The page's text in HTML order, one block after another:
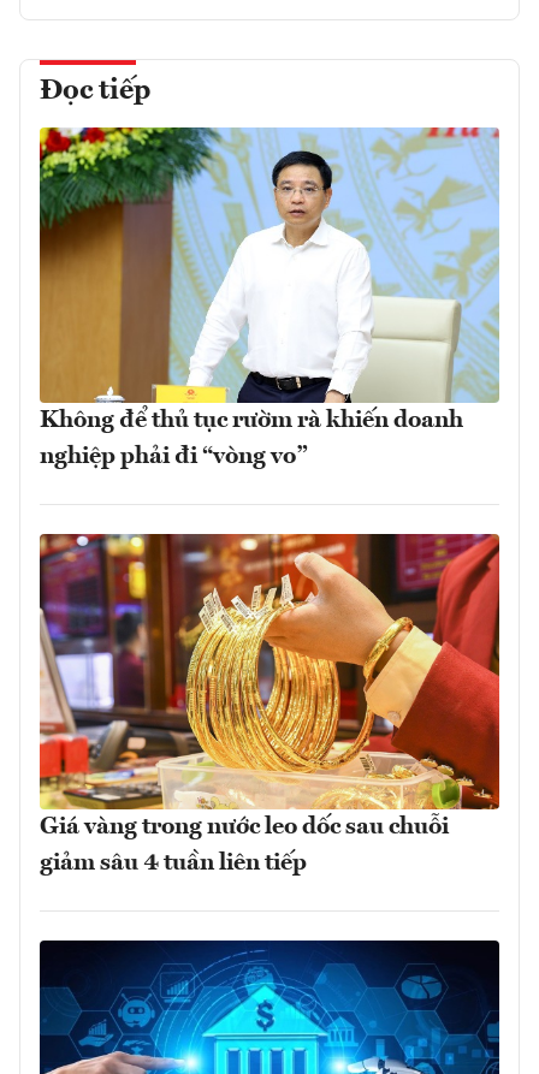
Đọc tiếp
Không để thủ tục rườm rà khiến doanh
nghiệp phải đi “vòng vo”
Giá vàng trong nước leo dốc sau chuỗi
giảm sâu 4 tuần liên tiếp